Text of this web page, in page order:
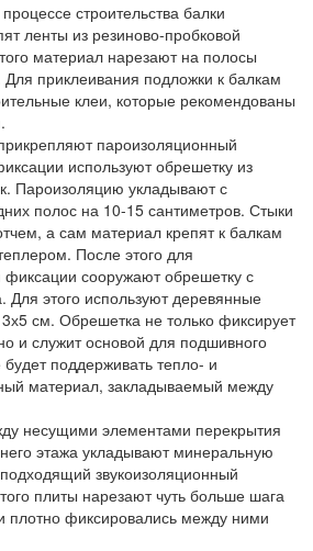
строительства балки
ленты из резиново-пробковой
материал нарезают на полосы
приклеивания подложки к балкам
клеи, которые рекомендованы
пароизоляционный
используют обрешетку из
Пароизоляцию укладывают с
полос на 10-15 сантиметров. Стыки
а сам материал крепят к балкам
После этого для
фиксации сооружают обрешетку с
Для этого используют деревянные
см. Обрешетка не только фиксирует
и служит основой для подшивного
будет поддерживать тепло- и
материал, закладываемый между
несущими элементами перекрытия
этажа укладывают минеральную
звукоизоляционный
плиты нарезают чуть больше шага
плотно фиксировались между ними